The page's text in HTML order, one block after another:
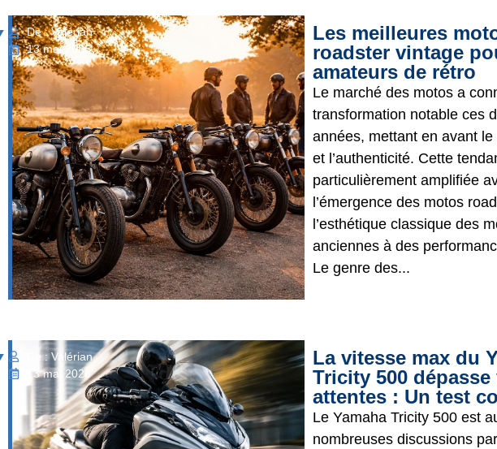
De : Valérian
13 mai 2026
Les meilleures
roadster vintage
amateurs de rétro
Le marché des motos a
transformation notable ces
années, mettant en avant
et l’authenticité. Cette
particulièrement amplifiée
l’émergence des motos
l’esthétique classique des
anciennes à des
Le genre des...
De : Valérian
13 mai 2026
La vitesse max du
Tricity 500 dépasse
attentes : Un test
Le Yamaha Tricity 500 est
nombreuses discussions